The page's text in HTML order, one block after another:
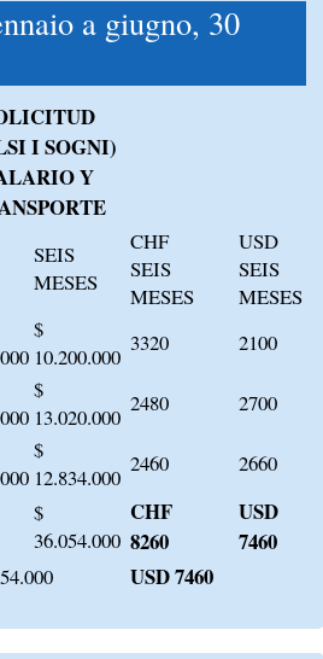
a giugno, 30
I SOGNI)
Y
SEIS
MESES
CHF
SEIS
MESES
USD
SEIS
MESES
$
10.200.000
3320
2100
$
13.020.000
2480
2700
$
12.834.000
2460
2660
$
36.054.000
CHF
8260
USD
7460
USD 7460